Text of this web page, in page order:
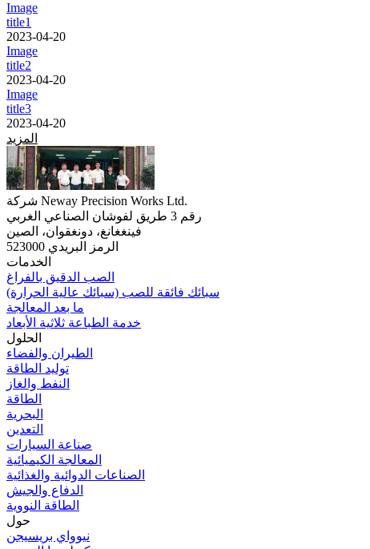
Image
title1
2023-04-20
Image
title2
2023-04-20
Image
title3
2023-04-20
المزيد
شركة Neway Precision Works Ltd.
رقم 3 طريق لفوشان الصناعي الغربي
فينغغانغ، دونغقوان، الصين
الرمز البريدي 523000
الخدمات
الصب الدقيق بالفراغ
سبائك فائقة للصب (سبائك عالية الحرارة)
ما بعد المعالجة
خدمة الطباعة ثلاثية الأبعاد
الحلول
الطيران والفضاء
توليد الطاقة
النفط والغاز
الطاقة
البحرية
التعدين
صناعة السيارات
المعالجة الكيميائية
الصناعات الدوائية والغذائية
الدفاع والجيش
الطاقة النووية
حول
نيوواي بريسيجن